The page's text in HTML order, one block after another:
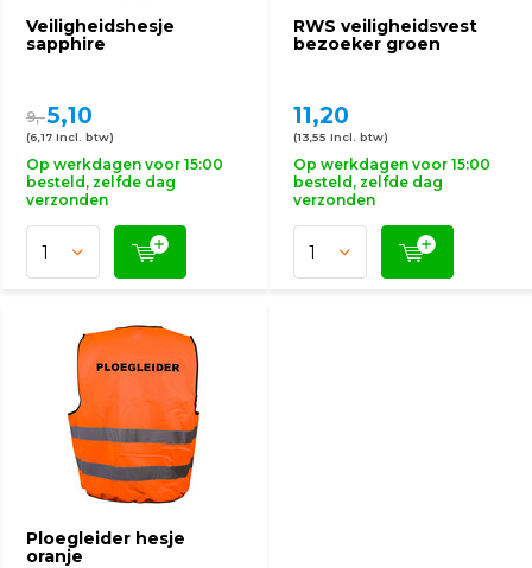
Veiligheidshesje
sapphire
9,-5,10
(6,17 Incl. btw)
Op werkdagen voor 15:00
besteld, zelfde dag
verzonden
RWS veiligheidsvest
bezoeker groen
11,20
(13,55 Incl. btw)
Op werkdagen voor 15:00
besteld, zelfde dag
verzonden
Ploegleider hesje
oranje